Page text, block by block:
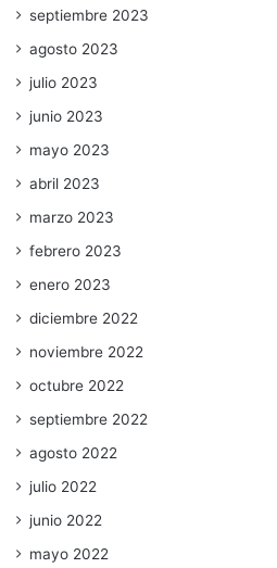
septiembre 2023
agosto 2023
julio 2023
junio 2023
mayo 2023
abril 2023
marzo 2023
febrero 2023
enero 2023
diciembre 2022
noviembre 2022
octubre 2022
septiembre 2022
agosto 2022
julio 2022
junio 2022
mayo 2022